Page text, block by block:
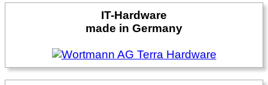
IT-Hardware
made in Germany